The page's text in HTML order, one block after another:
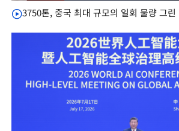
3750톤, 중국 최대 규모의 일회 물량 그